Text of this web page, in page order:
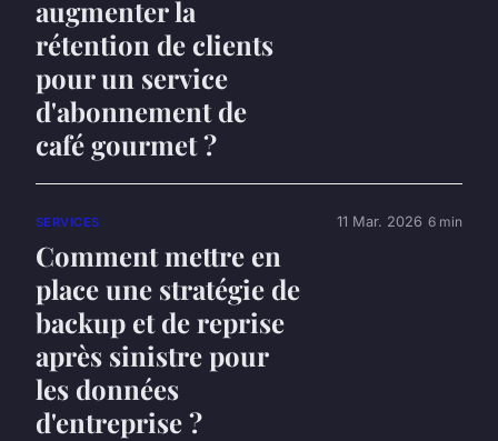
augmenter la
rétention de clients
pour un service
d'abonnement de
café gourmet ?
SERVICES
Comment mettre en
place une stratégie de
backup et de reprise
après sinistre pour
les données
d'entreprise ?
11 Mar. 2026 6 min